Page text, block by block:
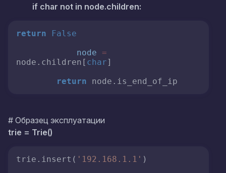
if char not in node.children:
return
False
node =
node.children[ char]
return node.is_end_of_ip
# Образец эксплуатации
trie = Trie()
trie.insert( '192.168.1.1' )